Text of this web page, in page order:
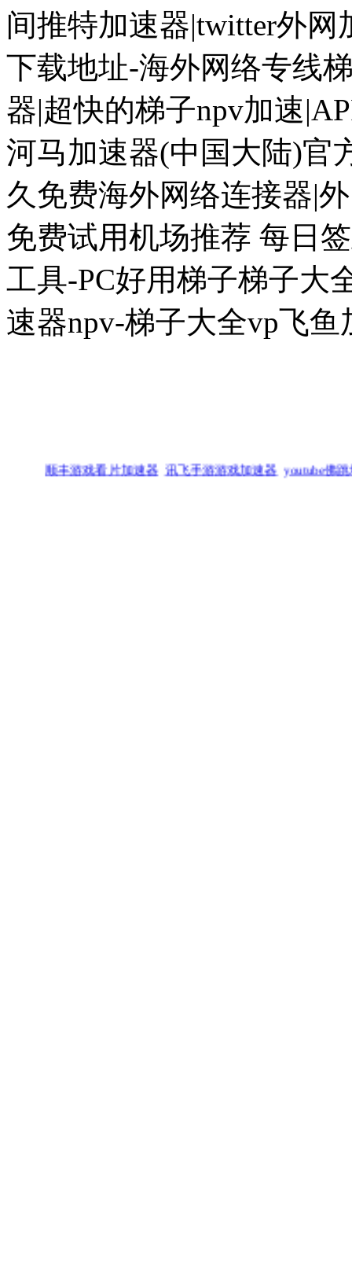
间推特加速器|twitter外网
下载地址-海外网络专线
器|超快的梯子npv加速
河马加速器(中国大陆)官
久免费海外网络连接器|
免费试用机场推荐 每日
工具-PC好用梯子梯子大
速器npv-梯子大全vp飞